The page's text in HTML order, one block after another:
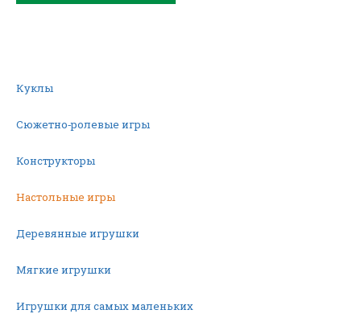
Куклы
Сюжетно-ролевые игры
Конструкторы
Настольные игры
Деревянные игрушки
Мягкие игрушки
Игрушки для самых маленьких